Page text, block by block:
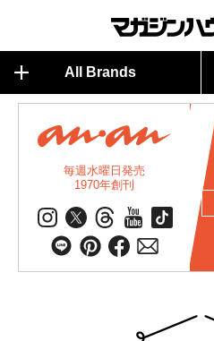
All Brands
毎週水曜日発売
1970年創刊